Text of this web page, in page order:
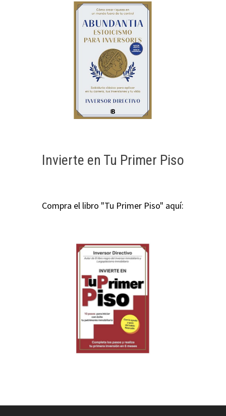
Invierte en Tu Primer Piso
Compra el libro "Tu Primer Piso" aquí: